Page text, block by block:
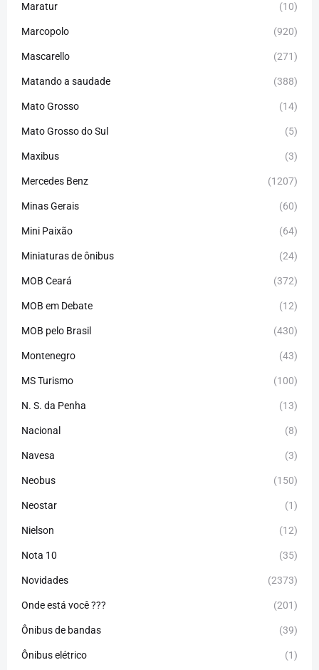
Maratur (10)
Marcopolo (920)
Mascarello (271)
Matando a saudade (388)
Mato Grosso (14)
Mato Grosso do Sul (5)
Maxibus (3)
Mercedes Benz (1207)
Minas Gerais (60)
Mini Paixão (64)
Miniaturas de ônibus (24)
MOB Ceará (372)
MOB em Debate (12)
MOB pelo Brasil (430)
Montenegro (43)
MS Turismo (100)
N. S. da Penha (13)
Nacional (8)
Navesa (3)
Neobus (150)
Neostar (1)
Nielson (12)
Nota 10 (35)
Novidades (2373)
Onde está você ??? (201)
Ônibus de bandas (39)
Ônibus elétrico (1)